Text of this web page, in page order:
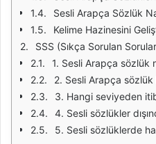
Sesli Arapça Sözlük
Kelime Hazinesini
SSS (Sıkça Sorulan
1. Sesli Arapça sözlük
2. Sesli Arapça sözlük
3. Hangi seviyeden
4. Sesli sözlükler dışında
5. Sesli sözlüklerde